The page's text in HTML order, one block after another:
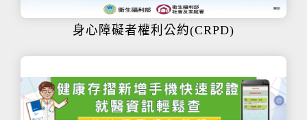
身心障礙者權利公約(CRPD)